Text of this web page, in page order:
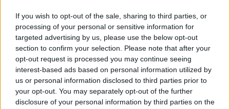
If you wish to opt-out of the sale, sharing to third parties, or
processing of your personal or sensitive information for
targeted advertising by us, please use the below opt-out
section to confirm your selection. Please note that after your
opt-out request is processed you may continue seeing
interest-based ads based on personal information utilized by
us or personal information disclosed to third parties prior to
your opt-out. You may separately opt-out of the further
disclosure of your personal information by third parties on the
Daugiau nuotraukų (2)
Chemoterapija
Asociatyvi 123rf iliustr.